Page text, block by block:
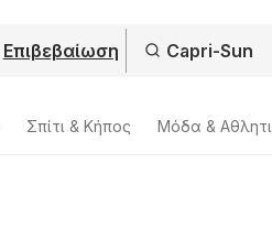
Επιβεβαίωση
Σπίτι & Κήπος Μόδα &